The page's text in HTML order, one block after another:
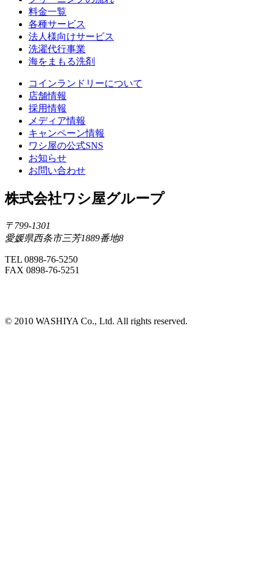
料金一覧
各種サービス
法人様向けサービス
洗濯代行事業
海をまもる洗剤
コインランドリーについて
店舗情報
採用情報
メディア情報
キャンペーン情報
ワシ屋の公式SNS
お知らせ
お問い合わせ
株式会社ワシ屋グループ
〒799-1301
愛媛県西条市三芳1889番地8
TEL 0898-76-5250
FAX 0898-76-5251
©️ 2010 WASHIYA Co., Ltd. All rights reserved.